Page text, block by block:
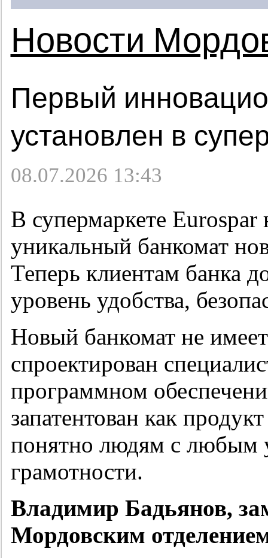
Новости
Первый
установлен в
08.07.2026 13:43
В супермаркете Eurospar
уникальный банкомат
Теперь клиентам банка
уровень удобства,
Новый банкомат не
спроектирован
программном
запатентован как
понятно людям с любым
грамотности.
Владимир Бадьянов,
Мордовским